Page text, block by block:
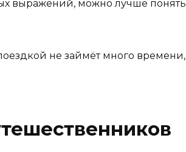
выражений, можно лучше понять
не займёт много времени,